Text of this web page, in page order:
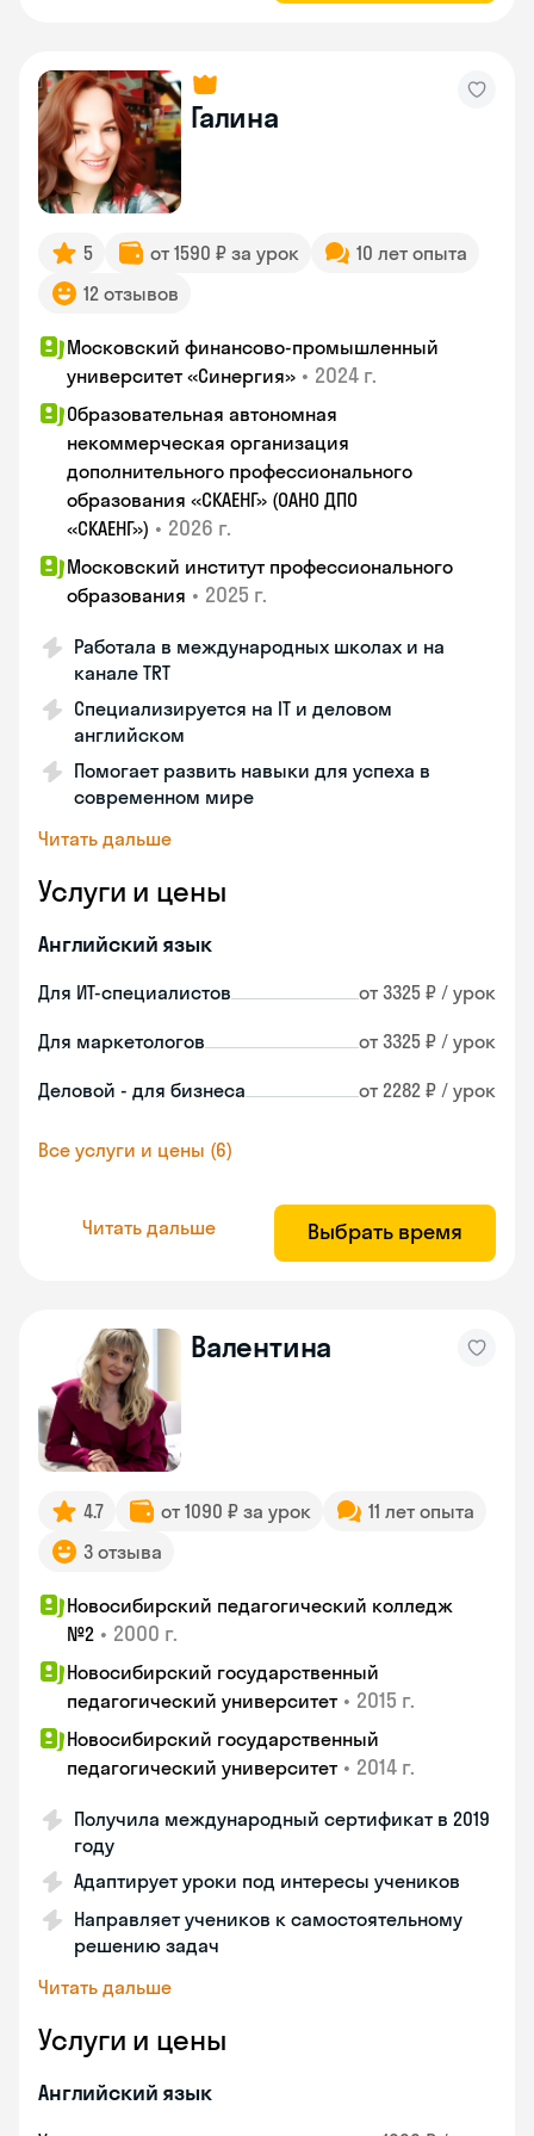
Галина
5 от 1590 ₽ за урок
10 лет опыта
12 отзывов
Московский финансово-промышленный
университет «Синергия» • 2024 г.
Образовательная автономная
некоммерческая организация
дополнительного профессионального
образования «СКАЕНГ» (ОАНО ДПО
«СКАЕНГ») • 2026 г.
Московский институт профессионального
образования • 2025 г.
Работала в международных школах и на
канале TRT
Специализируется на IT и деловом
английском
Помогает развить навыки для успеха в
современном мире
Читать дальше
Услуги и цены
Английский язык
Для ИТ-специалистов от 3325 ₽ / урок
Для маркетологов от 3325 ₽ / урок
Деловой - для бизнеса от 2282 ₽ / урок
Все услуги и цены (6)
Читать дальше Выбрать время
Валентина
4.7 от 1090 ₽ за урок
11 лет опыта
3 отзыва
Новосибирский педагогический колледж
№2 • 2000 г.
Новосибирский государственный
педагогический университет • 2015 г.
Новосибирский государственный
педагогический университет • 2014 г.
Получила международный сертификат в 2019
году
Адаптирует уроки под интересы учеников
Направляет учеников к самостоятельному
решению задач
Читать дальше
Услуги и цены
Английский язык